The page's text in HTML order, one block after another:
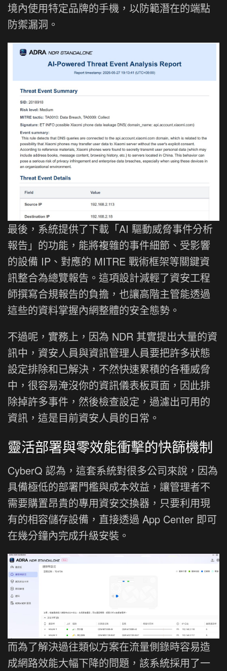
境內使用特定品牌的手機，以防範潛在的端點
防禦漏洞。
最後，系統提供了下載「AI 驅動威脅事件分析
報告」的功能，能將複雜的事件細節、受影響
的設備 IP、對應的 MITRE 戰術框架等關鍵資
訊整合為總覽報告。這項設計減輕了資安工程
師撰寫合規報告的負擔，也讓高階主管能透過
這些的資料掌握內網整體的安全態勢。
不過呢，實務上，因為 NDR 其實提出大量的資
訊中，資安人員與資訊管理人員要把許多狀態
設定排除和已解決，不然快速累積的各種威脅
中，很容易淹沒你的資訊儀表板頁面，因此排
除掉許多事件，然後檢查設定，過濾出可用的
資訊，這是目前資安人員的日常。
靈活部署與零效能衝擊的快篩機制
CyberQ 認為，這套系統對很多公司來說，因為
具備極低的部署門檻與成本效益，讓管理者不
需要購置昂貴的專用資安交換器，只要利用現
有的相容儲存設備，直接透過 App Center 即可
在幾分鐘內完成升級安裝。
而為了解決過往類似方案在流量側錄時容易造
成網路效能大幅下降的問題，該系統採用了一